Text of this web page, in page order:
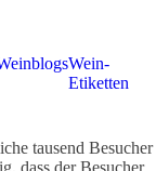
Wein-
Etiketten
tausend Besucher